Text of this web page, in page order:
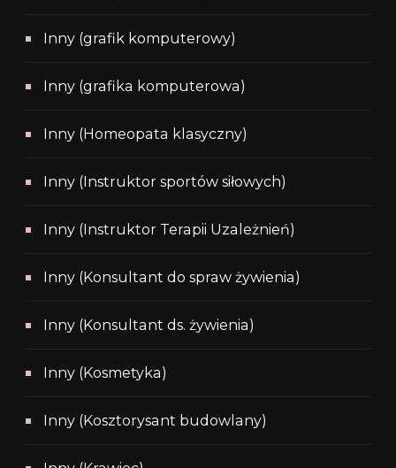
Inny (grafik komputerowy)
Inny (grafika komputerowa)
Inny (Homeopata klasyczny)
Inny (Instruktor sportów siłowych)
Inny (Instruktor Terapii Uzależnień)
Inny (Konsultant do spraw żywienia)
Inny (Konsultant ds. żywienia)
Inny (Kosmetyka)
Inny (Kosztorysant budowlany)